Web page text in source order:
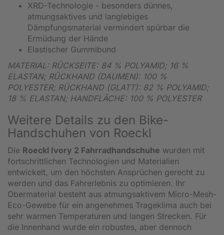
XRD-Technologie - besonders dünnes,
atmungsaktives und langlebiges
Dämpfungsmaterial vermindert spürbar die
Ermüdung der Hände
Elastischer Gummibund
MATERIAL: RÜCKSEITE: 84 % POLYAMID; 16 %
ELASTAN; RÜCKHAND (DAUMEN): 100 %
POLYESTER; RÜCKHAND (GLATT): 82 % POLYAMID;
18 % ELASTAN; HANDFLÄCHE: 100 % POLYESTER
Weitere Details zu den Bike-
Handschuhen von Roeckl
Die Roeckl Ivory 2 Fahrradhandschuhe wurden mit
fortschrittlichen Technologien und Materialien
entwickelt, um den höchsten Ansprüchen gerecht zu
werden und das Fahrerlebnis zu optimieren. Ihr
Obermaterial besteht aus atmungsaktivem Micro-Mesh-
Eco-Gewebe für ein angenehmes Trageklima auch bei
sehr warmen Temperaturen und langen Strecken. Für
die Innenhand wurde ein robustes, aber dennoch